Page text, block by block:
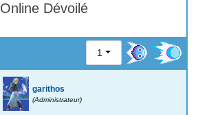
Online Dévoilé
1
garithos
(Administrateur)